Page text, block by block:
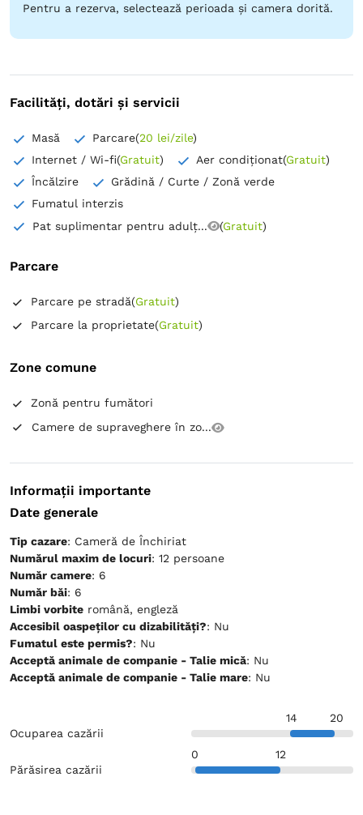
Pentru a rezerva, selectează perioada și camera dorită.
Facilități, dotări și servicii
Masă Parcare(20 lei/zile)
Internet / Wi-fi(Gratuit) Aer condiționat(Gratuit)
Încălzire
Grădină / Curte / Zonă verde
Fumatul interzis
Pat suplimentar pentru adulț...
(Gratuit)
Parcare
Parcare pe stradă(Gratuit)
Parcare la proprietate(Gratuit)
Zone comune
Zonă pentru fumători
Camere de supraveghere în zo...
Informații importante
Date generale
Tip cazare: Cameră de Închiriat
Numărul maxim de locuri: 12 persoane
Număr camere: 6
Număr băi: 6
Limbi vorbite română, engleză
Accesibil oaspeților cu dizabilități?
: Nu
Fumatul este permis?
: Nu
Acceptă animale de companie - Talie mică
: Nu
Acceptă animale de companie - Talie mare
: Nu
Ocuparea cazării
14 20
Părăsirea cazării
0 12